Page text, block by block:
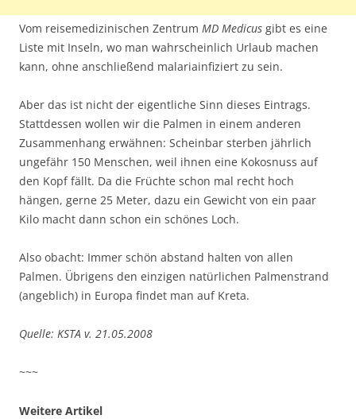
Vom reisemedizinischen Zentrum MD Medicus gibt es eine
Liste mit Inseln, wo man wahrscheinlich Urlaub machen
kann, ohne anschließend malariainfiziert zu sein.
Aber das ist nicht der eigentliche Sinn dieses Eintrags.
Stattdessen wollen wir die Palmen in einem anderen
Zusammenhang erwähnen: Scheinbar sterben jährlich
ungefähr 150 Menschen, weil ihnen eine Kokosnuss auf
den Kopf fällt. Da die Früchte schon mal recht hoch
hängen, gerne 25 Meter, dazu ein Gewicht von ein paar
Kilo macht dann schon ein schönes Loch.
Also obacht: Immer schön abstand halten von allen
Palmen. Übrigens den einzigen natürlichen Palmenstrand
(angeblich) in Europa findet man auf Kreta.
Quelle: KSTA v. 21.05.2008
~~~
Weitere Artikel